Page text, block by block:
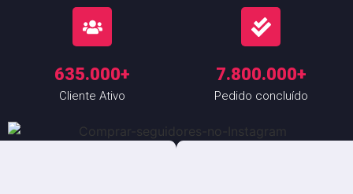
635.000+
Cliente Ativo
7.800.000+
Pedido concluído